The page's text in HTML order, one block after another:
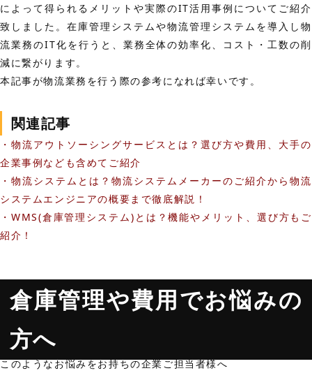
によって得られるメリットや実際のIT活用事例についてご紹介
致しました。在庫管理システムや物流管理システムを導入し物
流業務のIT化を行うと、業務全体の効率化、コスト・工数の削
減に繋がります。
本記事が物流業務を行う際の参考になれば幸いです。
関連記事
・物流アウトソーシングサービスとは？選び方や費用、大手の
企業事例なども含めてご紹介
・物流システムとは？物流システムメーカーのご紹介から物流
システムエンジニアの概要まで徹底解説！
・WMS(倉庫管理システム)とは？機能やメリット、選び方もご
紹介！
倉庫管理や費用でお悩みの
方へ
このようなお悩みをお持ちの企業ご担当者様へ